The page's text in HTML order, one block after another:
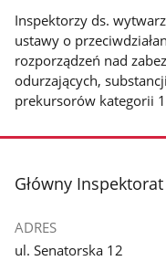
Inspektorzy ds.
ustawy o
rozporządzeń nad
odurzających,
prekursorów kategorii
stopka
Główny
ADRES
ul. Senatorska 12